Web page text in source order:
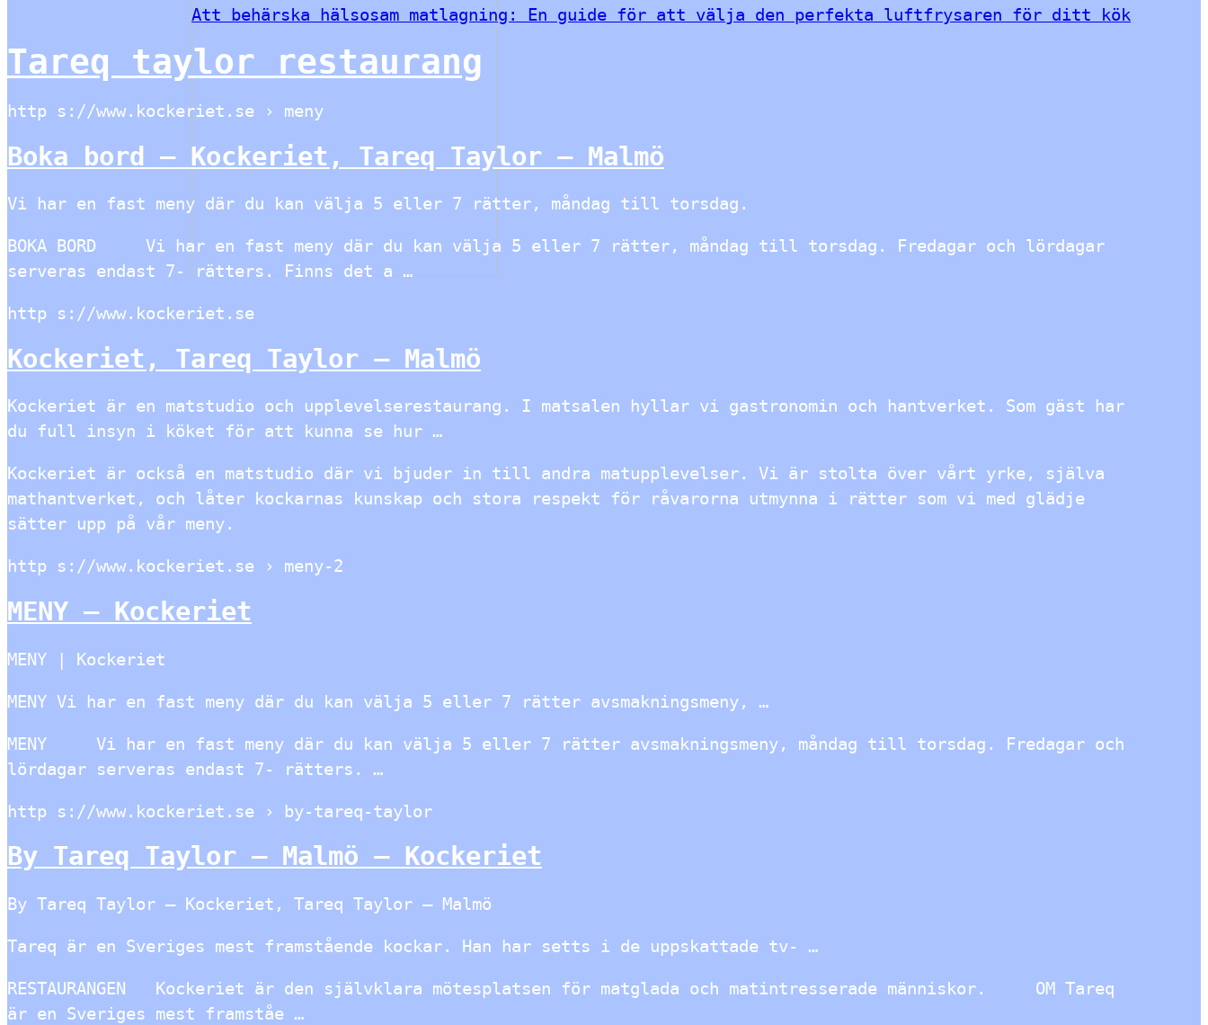
Att behärska hälsosam matlagning: En guide för att välja den perfekta luftfrysaren för ditt kök
Tareq taylor restaurang
http s://www.kockeriet.se › meny
Boka bord – Kockeriet, Tareq Taylor – Malmö
Vi har en fast meny där du kan välja 5 eller 7 rätter, måndag till torsdag.
BOKA BORD Vi har en fast meny där du kan välja 5 eller 7 rätter, måndag till torsdag. Fredagar och lördagar
serveras endast 7- rätters. Finns det a …
http s://www.kockeriet.se
Kockeriet, Tareq Taylor – Malmö
Kockeriet är en matstudio och upplevelserestaurang. I matsalen hyllar vi gastronomin och hantverket. Som gäst har
du full insyn i köket för att kunna se hur …
Kockeriet är också en matstudio där vi bjuder in till andra matupplevelser. Vi är stolta över vårt yrke, själva
mathantverket, och låter kockarnas kunskap och stora respekt för råvarorna utmynna i rätter som vi med glädje
sätter upp på vår meny.
http s://www.kockeriet.se › meny-2
MENY – Kockeriet
MENY | Kockeriet
MENY Vi har en fast meny där du kan välja 5 eller 7 rätter avsmakningsmeny, …
MENY Vi har en fast meny där du kan välja 5 eller 7 rätter avsmakningsmeny, måndag till torsdag. Fredagar och
lördagar serveras endast 7- rätters. …
http s://www.kockeriet.se › by-tareq-taylor
By Tareq Taylor – Malmö – Kockeriet
By Tareq Taylor – Kockeriet, Tareq Taylor – Malmö
Tareq är en Sveriges mest framstående kockar. Han har setts i de uppskattade tv- …
RESTAURANGEN Kockeriet är den självklara mötesplatsen för matglada och matintresserade människor. OM Tareq
är en Sveriges mest framståe …